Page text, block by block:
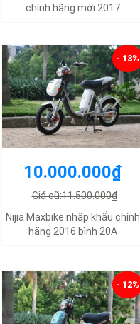
chính hãng mới 2017
- 13%
10.000.000₫
Giá cũ:11.500.000₫
Nijia Maxbike nhập khẩu chính
hãng 2016 bình 20A
- 12%